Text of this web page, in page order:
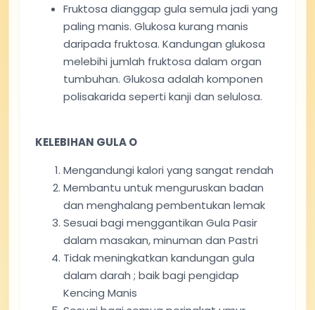
Fruktosa dianggap gula semula jadi yang
paling manis. Glukosa kurang manis
daripada fruktosa. Kandungan glukosa
melebihi jumlah fruktosa dalam organ
tumbuhan. Glukosa adalah komponen
polisakarida seperti kanji dan selulosa.
KELEBIHAN GULA O
Mengandungi kalori yang sangat rendah
Membantu untuk menguruskan badan
dan menghalang pembentukan lemak
Sesuai bagi menggantikan Gula Pasir
dalam masakan, minuman dan Pastri
Tidak meningkatkan kandungan gula
dalam darah ; baik bagi pengidap
Kencing Manis